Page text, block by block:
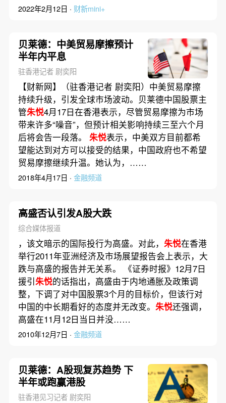
2022年2月12日 · 财新mini+
贝莱德：中美贸易摩擦预计
半年内平息
驻香港记者 尉奕阳
【财新网】（驻香港记者 尉奕阳）中美贸易摩擦
持续升级，引发全球市场波动。贝莱德中国股票主
管朱悦4月17日在香港表示，尽管贸易摩擦为市场
带来许多“噪音”，但预计相关影响持续三至六个月
后将会告一段落。 朱悦表示，中美双方目前都希
望能达到对方可以接受的结果，中国政府也不希望
贸易摩擦继续升温。她认为，……
2018年4月17日 · 金融频道
高盛否认引发A股大跌
综合媒体报道
，该文暗示的国际投行为高盛。对此， 朱悦在香港
举行2011年亚洲经济及市场展望报告会上表示，大
跌与高盛的报告并无关系。 《证券时报》12月7日
援引朱悦的话指出，高盛由于内地通胀及政策调
整，下调了对中国股票3个月的目标价，但该行对
中国的中长期看好的态度并无改变。 朱悦还强调，
高盛在11月12日当日并没……
2010年12月7日 · 金融频道
贝莱德：A股现复苏趋势 下
半年或跑赢港股
驻香港见习记者 尉奕阳